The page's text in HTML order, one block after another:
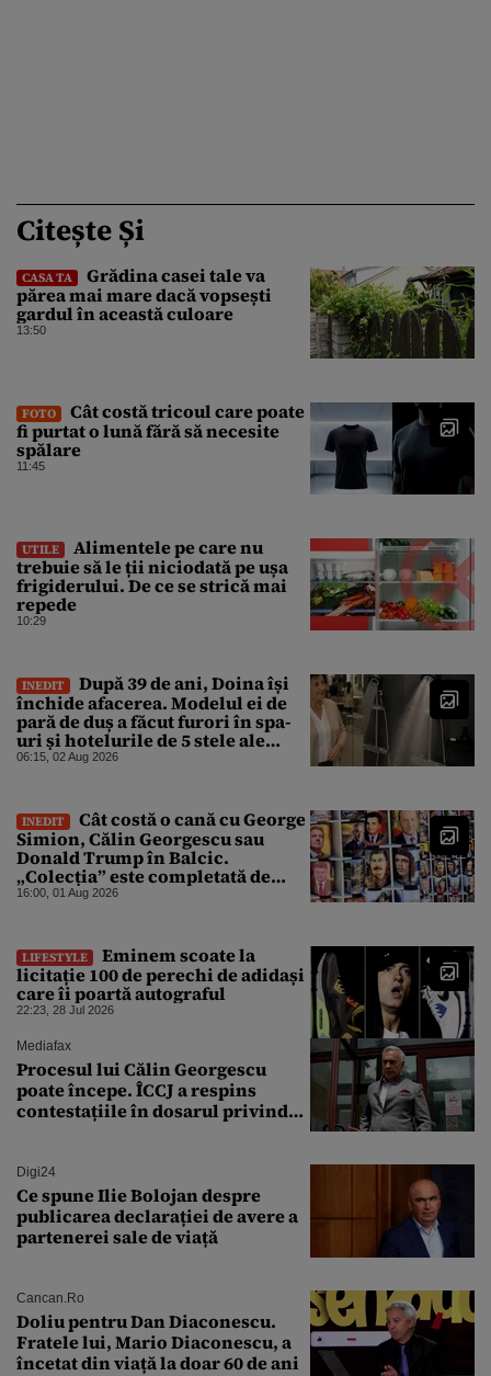
Citește Și
CASA TA
Grădina casei tale va
părea mai mare dacă vopsești
gardul în această culoare
13:50
FOTO
Cât costă tricoul care poate
fi purtat o lună fără să necesite
spălare
11:45
UTILE
Alimentele pe care nu
trebuie să le ții niciodată pe ușa
frigiderului. De ce se strică mai
repede
10:29
INEDIT
După 39 de ani, Doina își
închide afacerea. Modelul ei de
pară de duș a făcut furori în spa-
uri și hotelurile de 5 stele ale
lumii. Ce nu a mai mers
06:15, 02 Aug 2026
INEDIT
Cât costă o cană cu George
Simion, Călin Georgescu sau
Donald Trump în Balcic.
„Colecția” este completată de
Nicușor Dan, Ceaușescu și Stalin
16:00, 01 Aug 2026
LIFESTYLE
Eminem scoate la
licitație 100 de perechi de adidași
care îi poartă autograful
22:23, 28 Jul 2026
Mediafax
Procesul lui Călin Georgescu
poate începe. ÎCCJ a respins
contestațiile în dosarul privind
Digi24
Ce spune Ilie Bolojan despre
publicarea declarației de avere a
partenerei sale de viață
Cancan.ro
Doliu pentru Dan Diaconescu.
Fratele lui, Mario Diaconescu, a
încetat din viață la doar 60 de ani